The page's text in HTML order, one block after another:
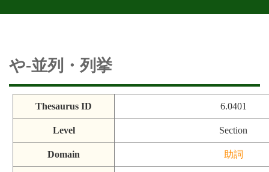
や-並列・列挙
Thesaurus ID 6.0401
Level Section
Domain 助詞